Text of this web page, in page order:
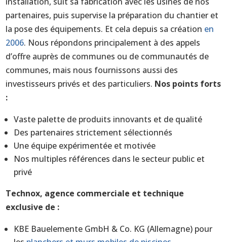
partenaires, puis supervise la préparation du chantier et
la pose des équipements. Et cela depuis sa création en
2006. Nous répondons principalement à des appels
d’offre auprès de communes ou de communautés de
communes, mais nous fournissons aussi des
investisseurs privés et des particuliers. Nos points forts
:
Vaste palette de produits innovants et de qualité
Des partenaires strictement sélectionnés
Une équipe expérimentée et motivée
Nos multiples références dans le secteur public et
privé
Technox, agence commerciale et technique
exclusive de :
KBE Bauelemente GmbH & Co. KG (Allemagne) pour